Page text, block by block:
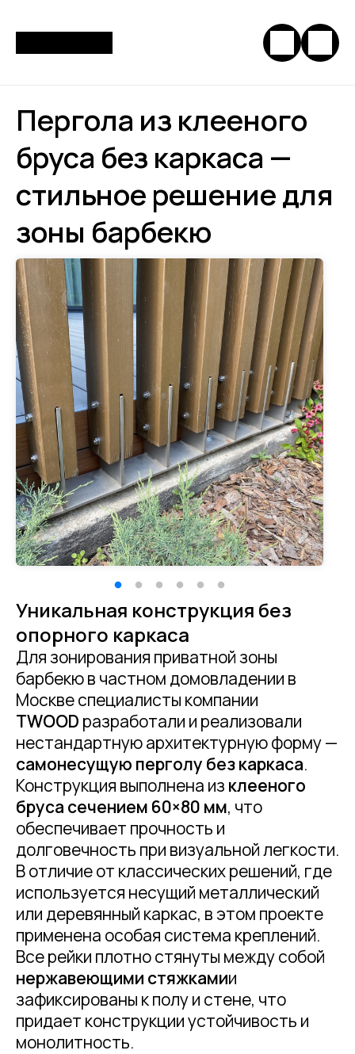
Пергола из клееного
бруса без каркаса —
стильное решение для
зоны барбекю
Уникальная конструкция без
опорного каркаса
Для зонирования приватной зоны
барбекю в частном домовладении в
Москве специалисты компании
TWOOD разработали и реализовали
нестандартную архитектурную форму —
самонесущую перголу без каркаса.
Конструкция выполнена из клееного
бруса сечением 60×80 мм, что
обеспечивает прочность и
долговечность при визуальной легкости.
В отличие от классических решений, где
используется несущий металлический
или деревянный каркас, в этом проекте
применена особая система креплений.
Все рейки плотно стянуты между собой
нержавеющими стяжкамии
зафиксированы к полу и стене, что
придает конструкции устойчивость и
монолитность.